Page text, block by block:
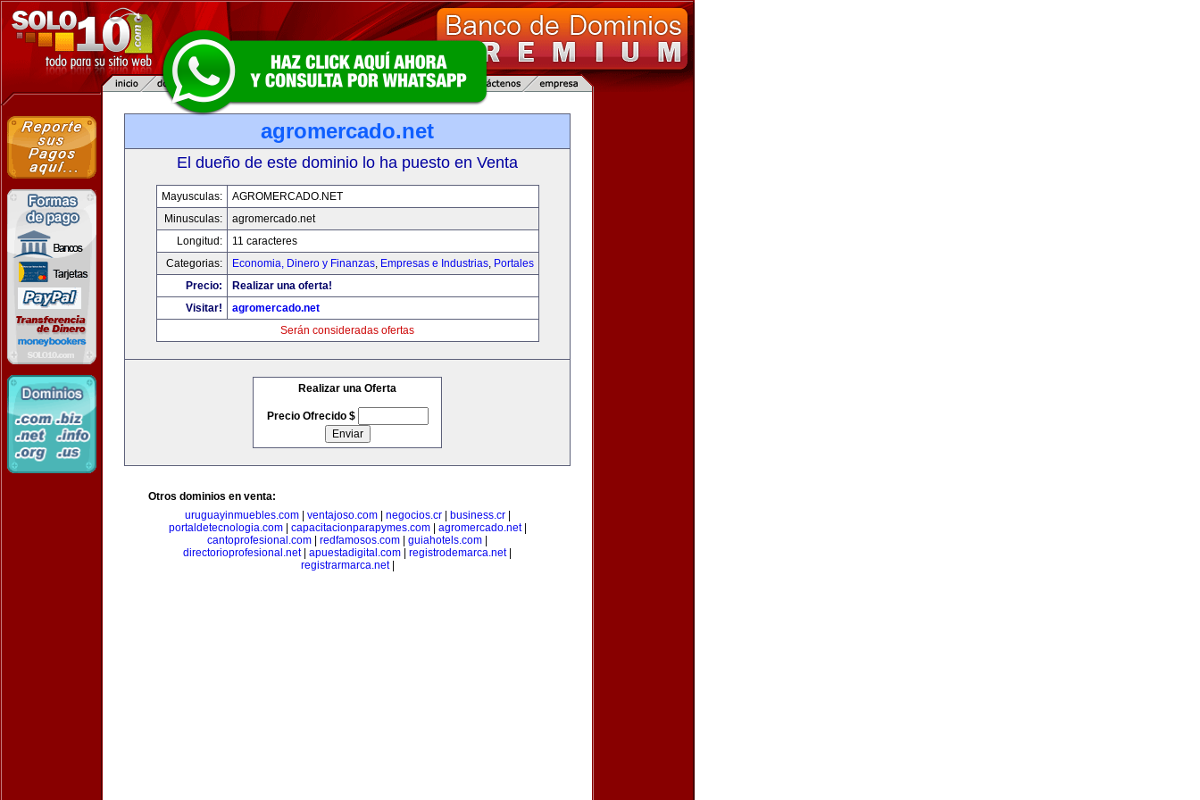
agromercado.net
El dueño de este dominio lo ha puesto en Venta
Mayusculas:
AGROMERCADO.NET
Minusculas:
agromercado.net
Longitud:
11 caracteres
Categorias:
Economia, Dinero y Finanzas, Empresas e Industrias, Portales
Precio:
Realizar una oferta!
Visitar!
agromercado.net
Serán consideradas ofertas
Realizar una Oferta
Precio Ofrecido $
Otros dominios en venta:
uruguayinmuebles.com| ventajoso.com| negocios.cr| business.cr|
portaldetecnologia.com| capacitacionparapymes.com| agromercado.net|
cantoprofesional.com
redfamosos.com guiahotels.com
directorioprofesional.net| apuestadigital.com registrodemarca.net|
registrarmarca.net|